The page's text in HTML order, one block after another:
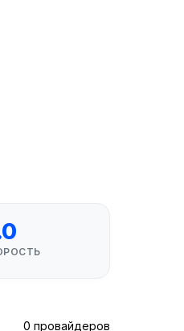
0 провайдеров